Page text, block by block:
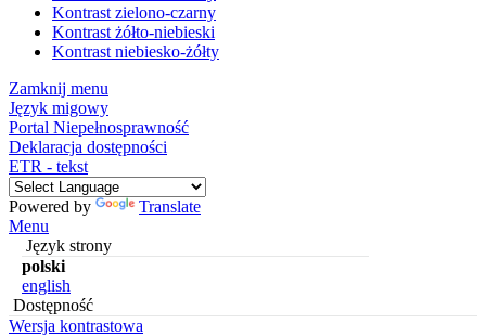
Kontrast zielono-czarny
Kontrast żółto-niebieski
Kontrast niebiesko-żółty
Zamknij menu
Język migowy
Portal Niepełnosprawność
Deklaracja dostępności
ETR - tekst
Powered by
Translate
Menu
Język strony
polski
english
Dostępność
Wersja kontrastowa